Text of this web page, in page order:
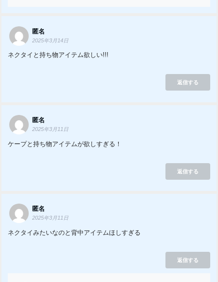
匿名
2025年3月14日
ネクタイと持ち物アイテム欲しい!!!
返信する
匿名
2025年3月11日
ケープと持ち物アイテムが欲しすぎる！
返信する
匿名
2025年3月11日
ネクタイみたいなのと背中アイテムほしすぎる
返信する